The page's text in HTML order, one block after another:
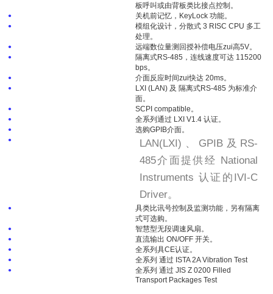
板呼叫或由背板类比接点控制。
● 关机前记忆，KeyLock 功能。
●
模组化设计，分散式 3 RISC CPU 多工
处理。
● 远端数位量测回授补偿电压zui高5V。
●
隔离式RS-485，连线速度可达 115200
bps。
● 介面反应时间zui快达 20ms。
●
LXI (LAN) 及 隔离式RS-485 为标准介
面。
● SCPI compatible。
● 全系列通过 LXI V1.4 认证。
● 选购GPIB介面。
●
LAN(LXI)、GPIB及RS-
485介面提供经 National
Instruments 认证的IVI-C
Driver。
●
具类比讯号控制及监测功能，另有隔离
式可选购。
● 智慧型无段调速风扇。
● 直流输出 ON/OFF 开关。
● 全系列具CE认证。
● 全系列 通过 ISTA 2A Vibration Test
●
全系列 通过 JIS Z 0200 Filled
Transport Packages Test